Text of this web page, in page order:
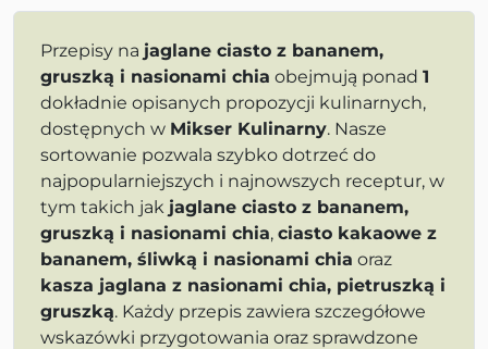
Przepisy na jaglane ciasto z bananem,
gruszką i nasionami chia obejmują ponad 1
dokładnie opisanych propozycji kulinarnych,
dostępnych w Mikser Kulinarny. Nasze
sortowanie pozwala szybko dotrzeć do
najpopularniejszych i najnowszych receptur, w
tym takich jak jaglane ciasto z bananem,
gruszką i nasionami chia, ciasto kakaowe z
bananem, śliwką i nasionami chia oraz
kasza jaglana z nasionami chia, pietruszką i
gruszką. Każdy przepis zawiera szczegółowe
wskazówki przygotowania oraz sprawdzone